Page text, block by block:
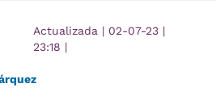
Actualizada | 02-07-23 |
23:18 |